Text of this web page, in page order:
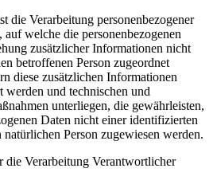
die Verarbeitung personenbezogener
welche die personenbezogenen
zusätzlicher Informationen nicht
betroffenen Person zugeordnet
diese zusätzlichen Informationen
werden und technischen und
unterliegen, die gewährleisten,
Daten nicht einer identifizierten
Person zugewiesen werden.
die Verarbeitung Verantwortlicher